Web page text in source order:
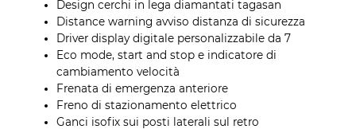
Design cerchi in lega diamantati tagasan
Distance warning avviso distanza di sicurezza
Driver display digitale personalizzabile da 7
Eco mode, start and stop e indicatore di
cambiamento velocità
Frenata di emergenza anteriore
Freno di stazionamento elettrico
Ganci isofix sui posti laterali sul retro